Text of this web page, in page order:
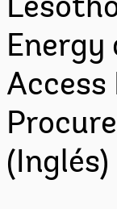
Energy
Access
(Inglés)